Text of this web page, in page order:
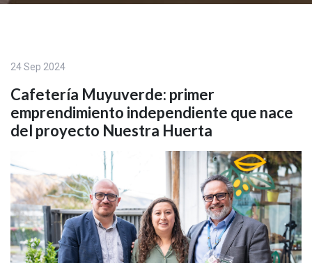
24 Sep 2024
Cafetería Muyuverde: primer
emprendimiento independiente que nace
del proyecto Nuestra Huerta